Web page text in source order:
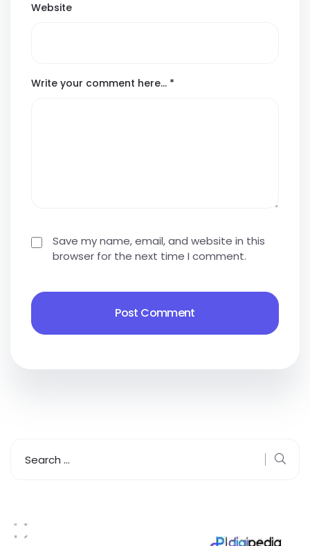
Website
Write your comment here… *
Save my name, email, and website in this
browser for the next time I comment.